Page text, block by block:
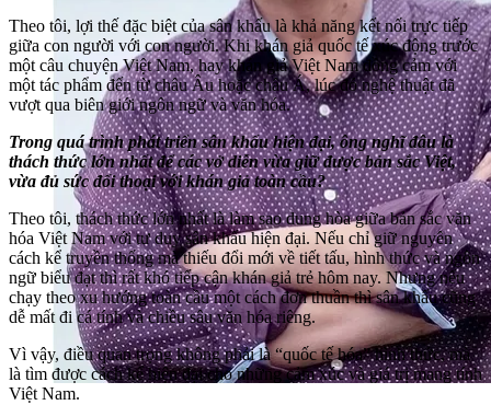
Theo tôi, lợi thế đặc biệt của sân khấu là khả năng kết nối trực tiếp
giữa con người với con người. Khi khán giả quốc tế xúc động trước
một câu chuyện Việt Nam, hay khán giả Việt Nam đồng cảm với
một tác phẩm đến từ châu Âu hoặc châu Á, lúc đó nghệ thuật đã
vượt qua biên giới ngôn ngữ và văn hóa.
Trong quá trình phát triển sân khấu hiện đại, ông nghĩ đâu là
thách thức lớn nhất để các vở diễn vừa giữ được bản sắc Việt,
vừa đủ sức đối thoại với khán giả toàn cầu?
Theo tôi, thách thức lớn nhất là làm sao dung hòa giữa bản sắc văn
hóa Việt Nam với tư duy sân khấu hiện đại. Nếu chỉ giữ nguyên
cách kể truyền thống mà thiếu đổi mới về tiết tấu, hình thức và ngôn
ngữ biểu đạt thì rất khó tiếp cận khán giả trẻ hôm nay. Nhưng nếu
chạy theo xu hướng toàn cầu một cách đơn thuần thì sân khấu cũng
dễ mất đi cá tính và chiều sâu văn hóa riêng.
Vì vậy, điều quan trọng không phải là “quốc tế hóa” hình thức, mà
là tìm được cách kể hiện đại cho những cảm xúc và giá trị mang tính
Việt Nam.